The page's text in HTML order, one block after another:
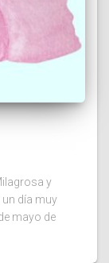
y
un día muy
mayo de